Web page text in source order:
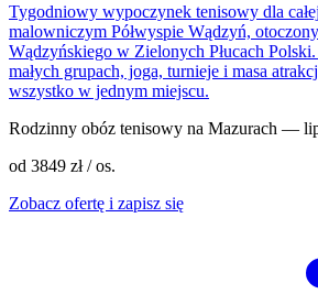
Tygodniowy wypoczynek tenisowy dla
malowniczym Półwyspie Wądzyń,
Wądzyńskiego w Zielonych Płucach
małych grupach, joga, turnieje i masa
wszystko w jednym miejscu.
Rodzinny obóz tenisowy na Mazurach —
od 3849 zł / os.
Zobacz ofertę i zapisz się